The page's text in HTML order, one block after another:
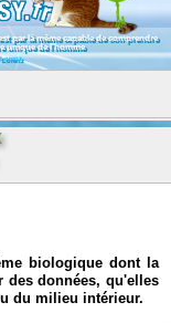
par là même capable de comprendre
unique de l'homme
biologique dont la
des données, qu'elles
du milieu intérieur.